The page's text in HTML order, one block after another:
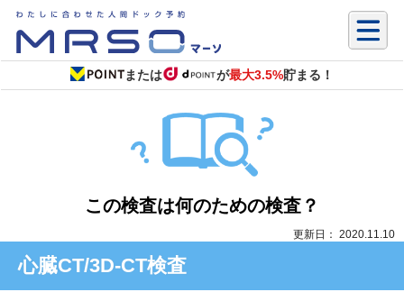
または が最大3.5%貯まる！
この検査は何のための検査？
更新日： 2020.11.10
心臓CT/3D-CT検査